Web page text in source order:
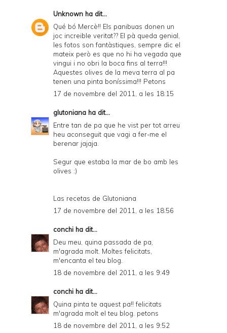
Unknown ha dit...
Qué bó Mercè!! Els panibuas donen un
joc increible veritat?? El pà queda genial,
les fotos son fantàstiques, sempre dic el
mateix però es que no hi ha vegada que
vingui i no obri la boca fins al terra!!!
Aquestes olives de la meva terra al pa
tenen una pinta boníssima!!! Petons
17 de novembre del 2011, a les 18:15
glutoniana ha dit...
Entre tan de pa que he vist per tot arreu
heu aconseguit que vagi a fer-me el
berenar jajaja.
Segur que estaba la mar de bo amb les
olives :)
Las recetas de Glutoniana
17 de novembre del 2011, a les 18:56
conchi ha dit...
Deu meu, quina passada de pa,
m'agrada molt. Moltes felicitats,
m'encanta el teu blog.
18 de novembre del 2011, a les 9:49
conchi ha dit...
Quina pinta te aquest pa!! felicitats
m'agrada molt el teu blog. petons
18 de novembre del 2011, a les 9:52